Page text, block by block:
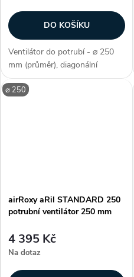
DO KOŠÍKU
Ventilátor do potrubí - ⌀ 250
mm (průměr), diagonální
konstrukce, kuličková ložiska,
max. průtok 1064/1405 m3/h,
⌀ 250
airRoxy aRil STANDARD 250
potrubní ventilátor 250 mm
4 395 Kč
Na dotaz